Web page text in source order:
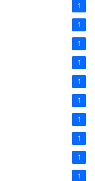
1
1
1
1
1
1
1
1
1
1